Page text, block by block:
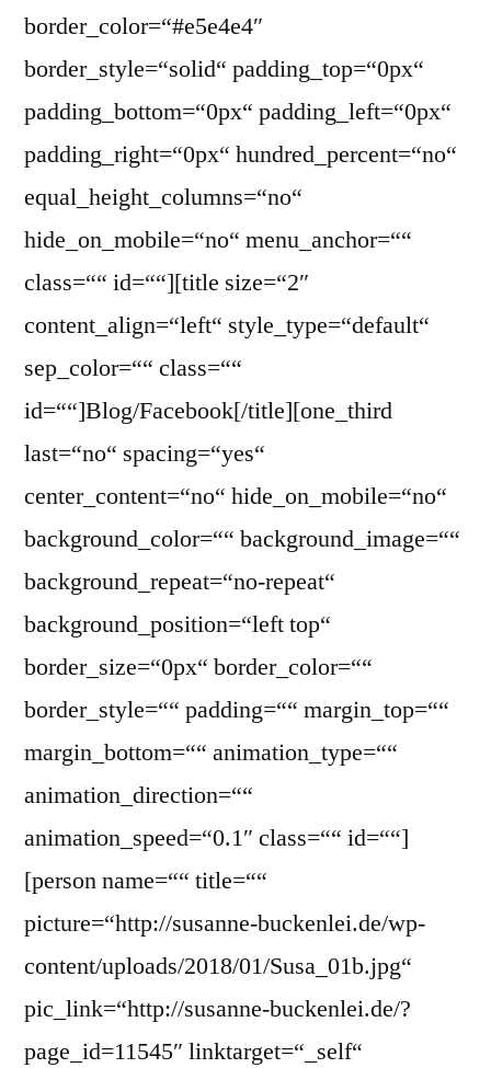
border_color=“#e5e4e4″
border_style=“solid“ padding_top=“0px“
padding_bottom=“0px“ padding_left=“0px“
padding_right=“0px“ hundred_percent=“no“
equal_height_columns=“no“
hide_on_mobile=“no“ menu_anchor=““
class=““ id=““][title size=“2″
content_align=“left“ style_type=“default“
sep_color=““ class=““
id=““]Blog/Facebook[/title][one_third
last=“no“ spacing=“yes“
center_content=“no“ hide_on_mobile=“no“
background_color=““ background_image=““
background_repeat=“no-repeat“
background_position=“left top“
border_size=“0px“ border_color=““
border_style=““ padding=““ margin_top=““
margin_bottom=““ animation_type=““
animation_direction=““
animation_speed=“0.1″ class=““ id=““]
[person name=““ title=““
picture=“http://susanne-buckenlei.de/wp-
content/uploads/2018/01/Susa_01b.jpg“
pic_link=“http://susanne-buckenlei.de/?
page_id=11545″ linktarget=“_self“